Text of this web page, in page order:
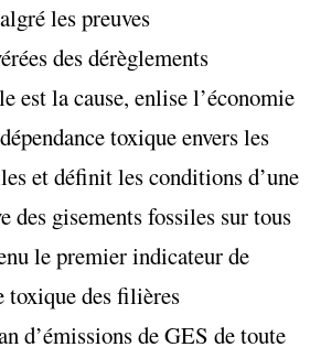
les preuves
des dérèglements
est la cause, enlise l’économie
toxique envers les
et définit les conditions d’une
des gisements fossiles sur tous
le premier indicateur de
des filières
d’émissions de GES de toute